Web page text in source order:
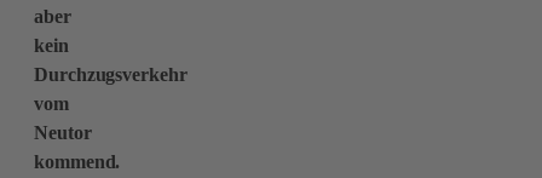
aber
kein
Durchzugsverkehr
vom
Neutor
kommend.